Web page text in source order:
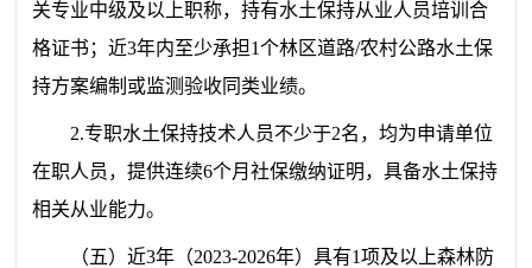
关专业中级及以上职称，持有水土保持从业人员培训合
格证书；近3年内至少承担1个林区道路/农村公路水土保
持方案编制或监测验收同类业绩。
2.专职水土保持技术人员不少于2名，均为申请单位
在职人员，提供连续6个月社保缴纳证明，具备水土保持
相关从业能力。
（五）近3年（2023-2026年）具有1项及以上森林防